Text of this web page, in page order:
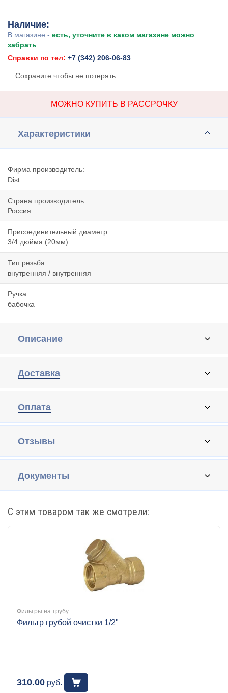
Наличие:
В магазине - есть, уточните в каком магазине можно
забрать
Справки по тел: +7 (342) 206-06-83
Сохраните чтобы не потерять:
МОЖНО КУПИТЬ В РАССРОЧКУ
Характеристики
Фирма производитель:
Dist
Страна производитель:
Россия
Присоединительный диаметр:
3/4 дюйма (20мм)
Тип резьба:
внутренняя / внутренняя
Ручка:
бабочка
Описание
Доставка
Оплата
Отзывы
Документы
С этим товаром так же смотрели:
Фильтры на трубу
Фильтр грубой очистки 1/2"
310.00 руб.